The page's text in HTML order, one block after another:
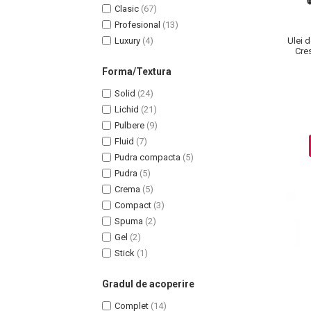
Clasic (67)
Profesional (13)
Luxury (4)
Forma/Textura
Solid (24)
Lichid (21)
Pulbere (9)
Fluid (7)
Pudra compacta (5)
Pudra (5)
Crema (5)
Compact (3)
Spuma (2)
Gel (2)
Stick (1)
Gradul de acoperire
Complet (14)
Ulei